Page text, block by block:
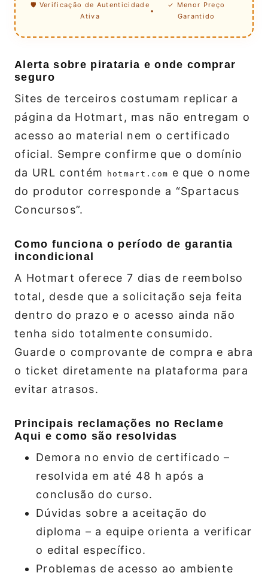
🛡️ Verificação de Autenticidade
Ativa
•
✓ Menor Preço
Garantido
Alerta sobre pirataria e onde comprar
seguro
Sites de terceiros costumam replicar a
página da Hotmart, mas não entregam o
acesso ao material nem o certificado
oficial. Sempre confirme que o domínio
da URL contém
hotmart.com e que o nome
do produtor corresponde a “Spartacus
Concursos”.
Como funciona o período de garantia
incondicional
A Hotmart oferece 7 dias de reembolso
total, desde que a solicitação seja feita
dentro do prazo e o acesso ainda não
tenha sido totalmente consumido.
Guarde o comprovante de compra e abra
o ticket diretamente na plataforma para
evitar atrasos.
Principais reclamações no Reclame
Aqui e como são resolvidas
Demora no envio de certificado –
resolvida em até 48 h após a
conclusão do curso.
Dúvidas sobre a aceitação do
diploma – a equipe orienta a verificar
o edital específico.
Problemas de acesso ao ambiente